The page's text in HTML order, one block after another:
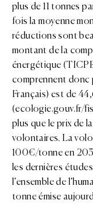
plus de 11 tonnes
fois la moyenne
réductions sont
montant de la
énergétique
comprennent donc
Français) est de
(ecologie.gouv.fr/
plus que le prix de
volontaires. La
100€/tonne en
les dernières
l’ensemble de
tonne émise